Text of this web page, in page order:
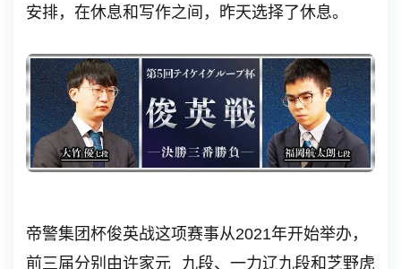
安排，在休息和写作之间，昨天选择了休息。
帝警集团杯俊英战这项赛事从2021年开始举办，
前三届分别由许家元
九段、一力辽九段和芝野虎